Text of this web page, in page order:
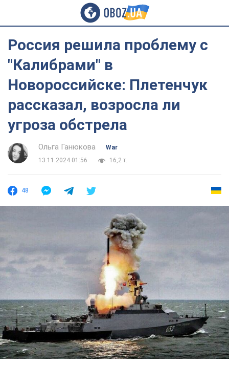
Россия решила проблему с
"Калибрами" в
Новороссийске: Плетенчук
рассказал, возросла ли
угроза обстрела
Ольга Ганюкова
War
13.11.2024 01:56
16,2 т.
48